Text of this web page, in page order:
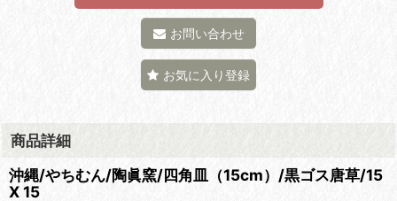
お問い合わせ
お気に入り登録
商品詳細
沖縄/やちむん/陶眞窯/四角皿（15cm）/黒ゴス唐草/15
X 15